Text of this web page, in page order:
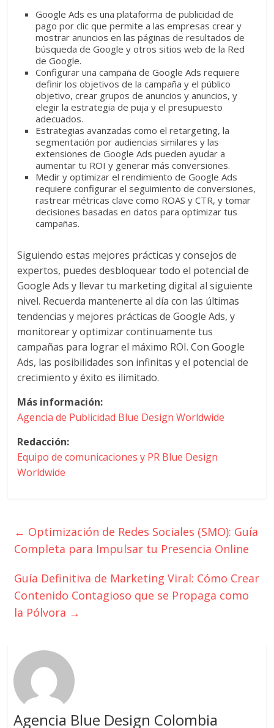
Google Ads es una plataforma de publicidad de
pago por clic que permite a las empresas crear y
mostrar anuncios en las páginas de resultados de
búsqueda de Google y otros sitios web de la Red
de Google.
Configurar una campaña de Google Ads requiere
definir los objetivos de la campaña y el público
objetivo, crear grupos de anuncios y anuncios, y
elegir la estrategia de puja y el presupuesto
adecuados.
Estrategias avanzadas como el retargeting, la
segmentación por audiencias similares y las
extensiones de Google Ads pueden ayudar a
aumentar tu ROI y generar más conversiones.
Medir y optimizar el rendimiento de Google Ads
requiere configurar el seguimiento de conversiones,
rastrear métricas clave como ROAS y CTR, y tomar
decisiones basadas en datos para optimizar tus
campañas.
Siguiendo estas mejores prácticas y consejos de
expertos, puedes desbloquear todo el potencial de
Google Ads y llevar tu marketing digital al siguiente
nivel. Recuerda mantenerte al día con las últimas
tendencias y mejores prácticas de Google Ads, y
monitorear y optimizar continuamente tus
campañas para lograr el máximo ROI. Con Google
Ads, las posibilidades son infinitas y el potencial de
crecimiento y éxito es ilimitado.
Más información:
Agencia de Publicidad Blue Design Worldwide
Redacción:
Equipo de comunicaciones y PR Blue Design
Worldwide
← Optimización de Redes Sociales (SMO): Guía
Completa para Impulsar tu Presencia Online
Guía Definitiva de Marketing Viral: Cómo Crear
Contenido Contagioso que se Propaga como
la Pólvora →
Agencia Blue Design Colombia